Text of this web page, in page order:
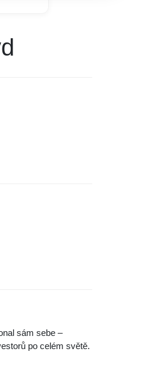
sám sebe –
po celém světě.